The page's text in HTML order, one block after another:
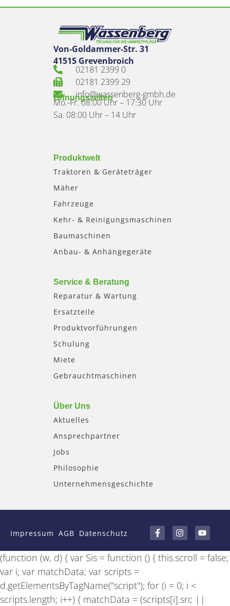
Von-Goldammer-Str. 31
41515 Grevenbroich
02181 2399 0
02181 2399 29
info@wassenberg-gmbh.de
Öffnungszeiten
Mo.-Fr. 08:00 Uhr – 17:30 Uhr
Sa. 08:00 Uhr – 14 Uhr
Produktwelt
Traktoren & Geräteträger
Mäher
Fahrzeuge
Kehr- & Reinigungsmaschinen
Baumaschinen
Anbau- & Anhängegeräte
Service & Beratung
Reparatur & Wartung
Ersatzteile
Produktvorführungen
Schulung
Miete
Gebrauchtmaschinen
Über Uns
Aktuelles
Ansprechpartner
Jobs
Philosophie
Unternehmensgeschichte
Impressum AGB Datenschutz
a
c
e
b
o
-
f
n
s
t
a
g
m
o
u
t
u
b
(function (w, d) { var Sis = function () { this.scroll = false;
var i; var matchData; var scripts =
d.getElementsByTagName("script"); for (i = 0; i <
scripts.length; i++) { matchData = (scripts[i].src ||